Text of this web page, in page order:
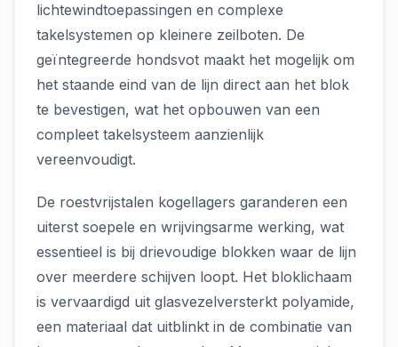
lichtewindtoepassingen en complexe
takelsystemen op kleinere zeilboten. De
geïntegreerde hondsvot maakt het mogelijk om
het staande eind van de lijn direct aan het blok
te bevestigen, wat het opbouwen van een
compleet takelsysteem aanzienlijk
vereenvoudigt.
De roestvrijstalen kogellagers garanderen een
uiterst soepele en wrijvingsarme werking, wat
essentieel is bij drievoudige blokken waar de lijn
over meerdere schijven loopt. Het bloklichaam
is vervaardigd uit glasvezelversterkt polyamide,
een materiaal dat uitblinkt in de combinatie van